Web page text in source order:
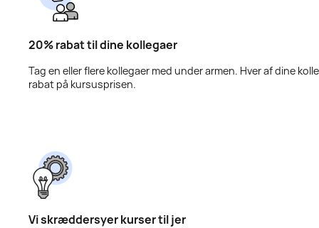
20% rabat til dine kollegaer
Tag en eller flere kollegaer med under armen. Hver af dine
rabat på kursusprisen.
Vi skræddersyer kurser til jer